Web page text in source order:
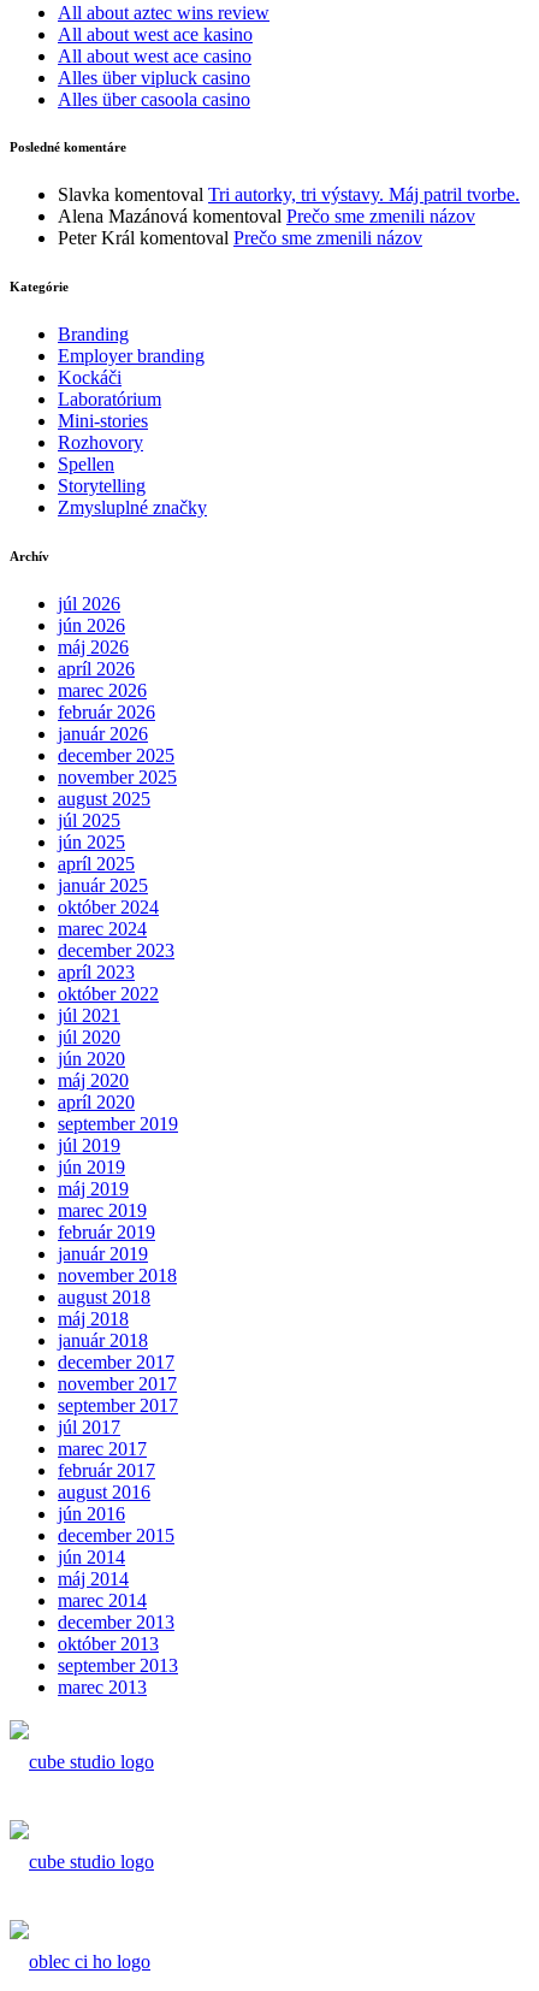
All about aztec wins review
All about west ace kasino
All about west ace casino
Alles über vipluck casino
Alles über casoola casino
Posledné komentáre
Slavka komentoval Tri autorky, tri výstavy. Máj patril tvorbe.
Alena Mazánová komentoval Prečo sme zmenili názov
Peter Král komentoval Prečo sme zmenili názov
Kategórie
Branding
Employer branding
Kockáči
Laboratórium
Mini-stories
Rozhovory
Spellen
Storytelling
Zmysluplné značky
Archív
júl 2026
jún 2026
máj 2026
apríl 2026
marec 2026
február 2026
január 2026
december 2025
november 2025
august 2025
júl 2025
jún 2025
apríl 2025
január 2025
október 2024
marec 2024
december 2023
apríl 2023
október 2022
júl 2021
júl 2020
jún 2020
máj 2020
apríl 2020
september 2019
júl 2019
jún 2019
máj 2019
marec 2019
február 2019
január 2019
november 2018
august 2018
máj 2018
január 2018
december 2017
november 2017
september 2017
júl 2017
marec 2017
február 2017
august 2016
jún 2016
december 2015
jún 2014
máj 2014
marec 2014
december 2013
október 2013
september 2013
marec 2013